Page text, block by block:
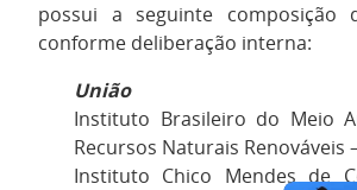
possui a seguinte composição
conforme deliberação interna:
União
Instituto Brasileiro do Meio
Recursos Naturais Renováveis
Instituto Chico Mendes de